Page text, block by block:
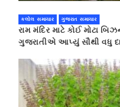
કલોલ સમાચાર ગુજરાત સમાચાર
રામ મંદિર માટે કોઈ મોટા
ગુજરાતીએ આપ્યું સૌથી વધુ